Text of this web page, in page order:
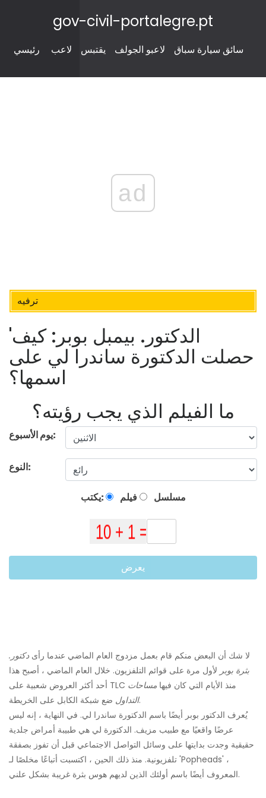
gov-civil-portalegre.pt
رئيسي لاعب يقتبس لاعبو الجولف سائق سيارة سباق
ad
ترفيه
'الدكتور. بيمبل بوبر: كيف
حصلت الدكتورة ساندرا لي على
اسمها؟
ما الفيلم الذي يجب رؤيته؟
يوم الأسبوع:
النوع:
يكتب: فيلم مسلسل
يعرض
لا شك أن البعض منكم قام بعمل مزدوج العام الماضي عندما رأى دكتور.
بثرة بوبر لأول مرة على قوائم التلفزيون. خلال العام الماضي ، أصبح هذا
أحد أكثر العروض شعبية على TLC منذ الأيام التي كان فيها مساحات
التداولضع شبكة الكابل على الخريطة.
يُعرف الدكتور بوبر أيضًا باسم الدكتورة ساندرا لي. في النهاية ، إنه ليس
عرضًا واقعيًا مع طبيب مزيف. الدكتورة لي هي طبيبة أمراض جلدية
حقيقية وجدت بدايتها على وسائل التواصل الاجتماعي قبل أن تفوز بصفقة
تلفزيونية. منذ ذلك الحين ، اكتسبت أتباعًا مخلصًا لـ 'Popheads' ،
المعروف أيضًا باسم أولئك الذين لديهم هوس بثرة غريبة بشكل علني.